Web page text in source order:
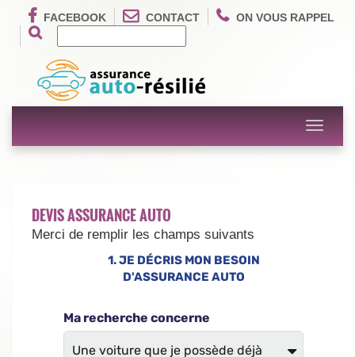
FACEBOOK CONTACT ON VOUS RAPPEL
Toggle
DEVIS ASSURANCE AUTO
Merci de remplir les champs suivants